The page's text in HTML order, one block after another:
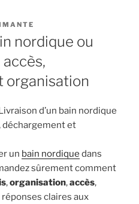
nordique ou
accès,
organisation
d’un bain nordique
déchargement et
un bain nordique dans
sûrement comment
,organisation,accès,
claires aux